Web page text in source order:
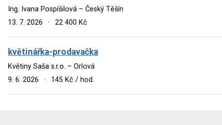
Ing. Ivana Pospíšilová – Český Těšín
13. 7. 2026
· 22 400 Kč
květinářka-prodavačka
Květiny Saša s.r.o. – Orlová
9. 6. 2026
· 145 Kč / hod.